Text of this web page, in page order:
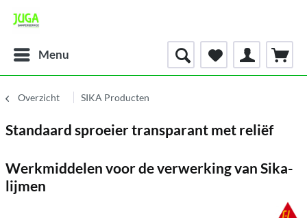
Menu
Overzicht SIKA Producten
Standaard sproeier transparant met reliëf
Werkmiddelen voor de verwerking van Sika-
lijmen